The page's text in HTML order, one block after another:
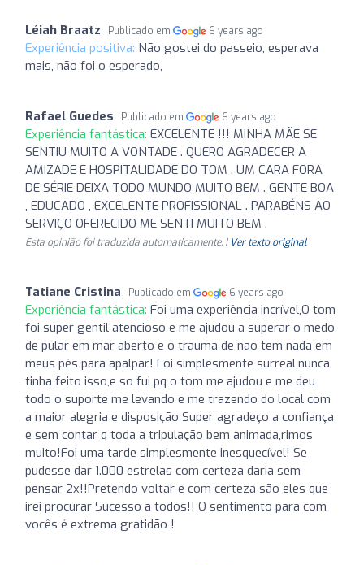
Léiah Braatz Publicado em 6 years ago
Experiência positiva: Não gostei do passeio, esperava
mais, não foi o esperado,
Rafael Guedes Publicado em 6 years ago
Experiência fantástica: EXCELENTE !!! MINHA MÃE SE
SENTIU MUITO A VONTADE . QUERO AGRADECER A
AMIZADE E HOSPITALIDADE DO TOM . UM CARA FORA
DE SÉRIE DEIXA TODO MUNDO MUITO BEM . GENTE BOA
, EDUCADO , EXCELENTE PROFISSIONAL . PARABÉNS AO
SERVIÇO OFERECIDO ME SENTI MUITO BEM .
Esta opinião foi traduzida automaticamente. | Ver texto original
Tatiane Cristina Publicado em 6 years ago
Experiência fantástica: Foi uma experiência incrível,O tom
foi super gentil atencioso e me ajudou a superar o medo
de pular em mar aberto e o trauma de nao tem nada em
meus pés para apalpar! Foi simplesmente surreal,nunca
tinha feito isso,e so fui pq o tom me ajudou e me deu
todo o suporte me levando e me trazendo do local com
a maior alegria e disposição Super agradeço a confiança
e sem contar q toda a tripulação bem animada,rimos
muito!Foi uma tarde simplesmente inesquecível! Se
pudesse dar 1.000 estrelas com certeza daria sem
pensar 2x!!Pretendo voltar e com certeza são eles que
irei procurar Sucesso a todos!! O sentimento para com
vocês é extrema gratidão !